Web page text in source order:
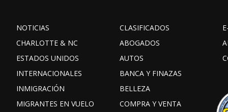
NOTICIAS
CHARLOTTE & NC
ESTADOS UNIDOS
INTERNACIONALES
INMIGRACIÓN
MIGRANTES EN VUELO
CLASIFICADOS
ABOGADOS
AUTOS
BANCA Y FINAZAS
BELLEZA
COMPRA Y VENTA